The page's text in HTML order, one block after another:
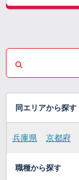
同エリアから探す
兵庫県 京都府
職種から探す